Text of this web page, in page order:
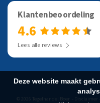
Klantenbeoordeling
4.6
Lees alle reviews
© 2026 Tegelhandel Boer -
Deze website maakt